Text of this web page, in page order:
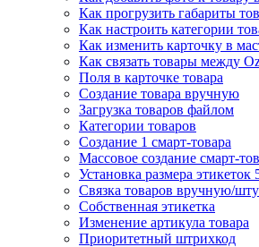
Как прогрузить габариты
Как настроить категории
Как изменить карточку в
Как связать товары между
Поля в карточке товара
Создание товара вручную
Загрузка товаров файлом
Категории товаров
Создание 1 смарт-товара
Массовое создание смарт-
Установка размера
Связка товаров вручную/
Собственная этикетка
Изменение артикула товара
Приоритетный штрихкод